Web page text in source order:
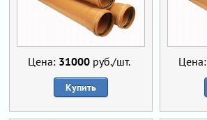
Цена: 31000 руб./шт.
Купить
Цена: